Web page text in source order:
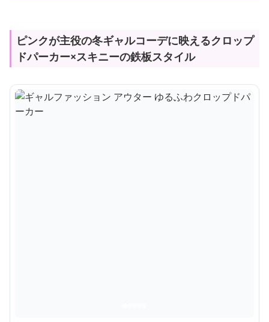
ピンクが主役の冬ギャルコーデに映えるクロップ
ドパーカー×スキニーの鉄板スタイル